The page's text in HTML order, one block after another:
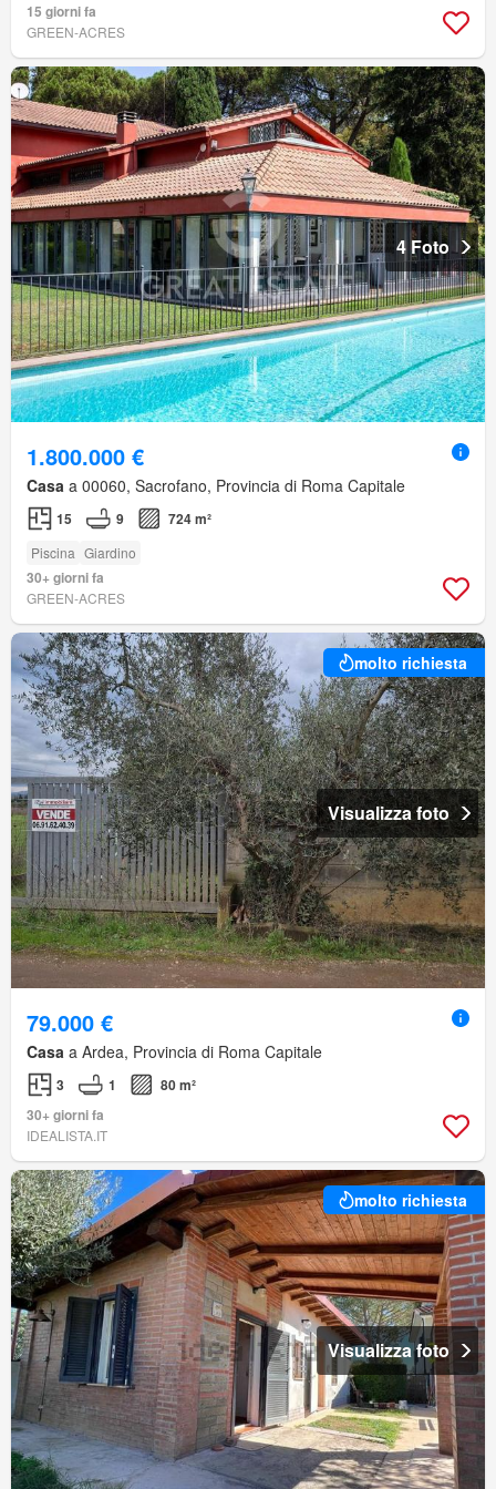
15 giorni fa
GREEN-ACRES
4 Foto
1.800.000 €
Casa a 00060, Sacrofano, Provincia di Roma Capitale
15 9 724 m²
Piscina Giardino
30+ giorni fa
GREEN-ACRES
molto richiesta
Visualizza foto
79.000 €
Casa a Ardea, Provincia di Roma Capitale
3 1
80 m²
30+ giorni fa
IDEALISTA.IT
molto richiesta
Visualizza foto